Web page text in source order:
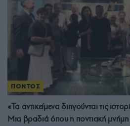
ΠΟΝΤΟΣ
«Τα αντικείμενα διηγούνται τις
Μια βραδιά όπου η ποντιακή